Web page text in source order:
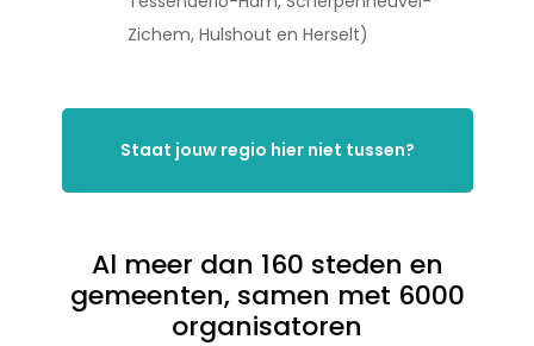
Zichem, Hulshout en Herselt)
Staat jouw regio hier niet tussen?
Al meer dan 160 steden en
gemeenten, samen met 6000
organisatoren